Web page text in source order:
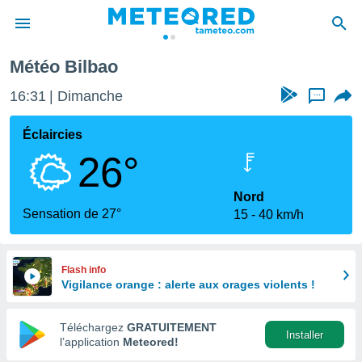
de
Météo Bilbao
16:31 Dimanche ...
Éclaircies
26°
Sensation de 27°
Nord
15
40 km/h
Flash info
Vigilance orange : alerte aux orages violents !
Téléchargez GRATUITEMENT
l’application Meteored!
Installer